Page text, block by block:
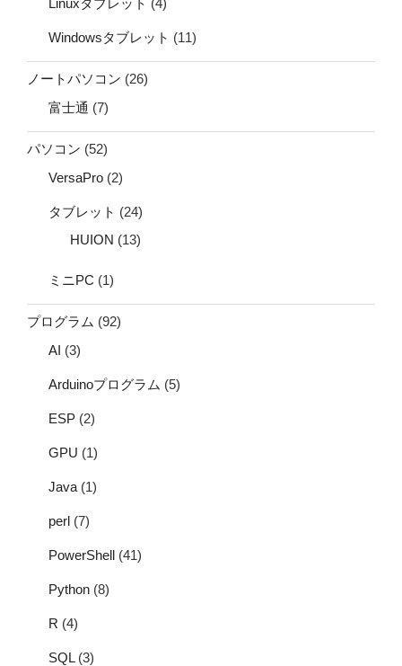
Windowsタブレット (11)
ノートパソコン (26)
富士通 (7)
パソコン (52)
VersaPro (2)
タブレット (24)
HUION (13)
ミニPC (1)
プログラム (92)
AI (3)
Arduinoプログラム (5)
ESP (2)
GPU (1)
Java (1)
perl (7)
PowerShell (41)
Python (8)
R (4)
SQL(3)